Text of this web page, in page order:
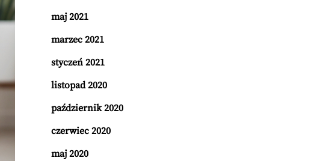
maj 2021
marzec 2021
styczeń 2021
listopad 2020
październik 2020
czerwiec 2020
maj 2020